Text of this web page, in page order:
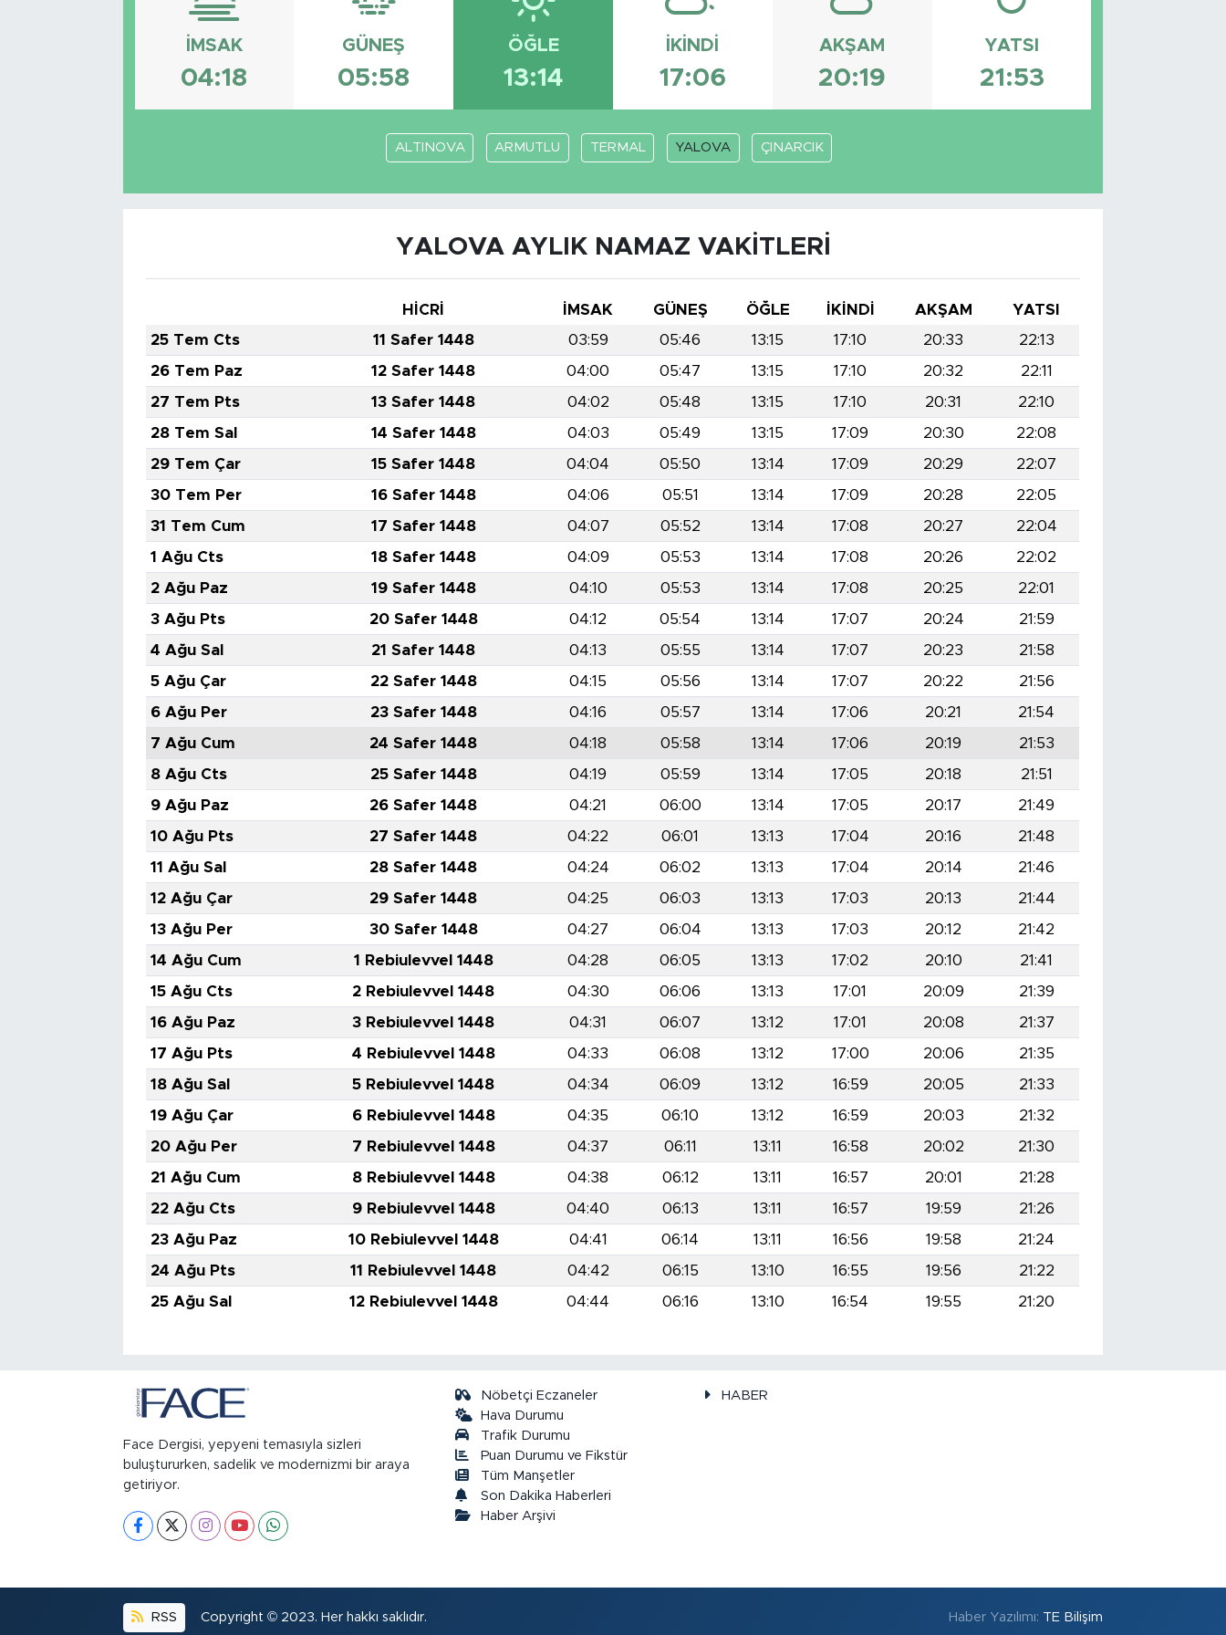
İMSAK
04:18
GÜNEŞ
05:58
ÖĞLE
13:14
İKINDI
17:06
AKŞAM
20:19
YATSI
21:53
ALTINOVA ARMUTLU TERMAL YALOVA ÇINARCIK
YALOVA AYLIK NAMAZ VAKITLERI
HİCRİ İMSAK GÜNEŞ ÖĞLE İKINDI AKŞAM
YATSI
25 Tem Cts
11 Safer 1448 03:59 05:46 13:15 17:10 20:33
22:13
26 Tem Paz
12 Safer 1448 04:00 05:47 13:15 17:10 20:32
22:11
27 Tem Pts
13 Safer 1448 04:02 05:48 13:15 17:10 20:31
22:10
28 Tem Sal
14 Safer 1448 04:03 05:49 13:15 17:09 20:30
22:08
29 Tem Çar
15 Safer 1448 04:04 05:50 13:14 17:09 20:29
22:07
30 Tem Per
16 Safer 1448 04:06 05:51 13:14 17:09 20:28
22:05
31 Tem Cum
17 Safer 1448 04:07 05:52 13:14 17:08 20:27
22:04
1 Ağu Cts
18 Safer 1448 04:09 05:53 13:14 17:08 20:26
22:02
2 Ağu Paz
19 Safer 1448 04:10 05:53 13:14 17:08 20:25
22:01
3 Ağu Pts
20 Safer 1448 04:12 05:54 13:14 17:07 20:24
21:59
4 Ağu Sal
21 Safer 1448 04:13 05:55 13:14 17:07 20:23
21:58
5 Ağu Çar
22 Safer 1448 04:15 05:56 13:14 17:07 20:22
21:56
6 Ağu Per
23 Safer 1448 04:16 05:57 13:14 17:06 20:21
21:54
7 Ağu Cum
24 Safer 1448 04:18 05:58 13:14 17:06 20:19
21:53
8 Ağu Cts
25 Safer 1448 04:19 05:59 13:14 17:05 20:18
21:51
9 Ağu Paz
26 Safer 1448 04:21 06:00 13:14 17:05 20:17
21:49
10 Ağu Pts
27 Safer 1448 04:22 06:01 13:13 17:04 20:16
21:48
11 Ağu Sal
28 Safer 1448 04:24 06:02 13:13 17:04 20:14
21:46
12 Ağu Çar
29 Safer 1448 04:25 06:03 13:13 17:03 20:13
21:44
13 Ağu Per
30 Safer 1448 04:27 06:04 13:13 17:03 20:12
21:42
14 Ağu Cum
1 Rebiulevvel 1448 04:28 06:05 13:13 17:02 20:10
21:41
15 Ağu Cts
2 Rebiulevvel 1448 04:30 06:06 13:13 17:01 20:09
21:39
16 Ağu Paz
3 Rebiulevvel 1448 04:31 06:07 13:12 17:01 20:08
21:37
17 Ağu Pts
4 Rebiulevvel 1448 04:33 06:08 13:12 17:00 20:06
21:35
18 Ağu Sal
5 Rebiulevvel 1448 04:34 06:09 13:12 16:59 20:05
21:33
19 Ağu Çar
6 Rebiulevvel 1448 04:35 06:10 13:12 16:59 20:03
21:32
20 Ağu Per
7 Rebiulevvel 1448 04:37 06:11 13:11 16:58 20:02
21:30
21 Ağu Cum
8 Rebiulevvel 1448 04:38 06:12 13:11 16:57 20:01
21:28
22 Ağu Cts
9 Rebiulevvel 1448 04:40 06:13 13:11 16:57 19:59
21:26
23 Ağu Paz
10 Rebiulevvel 1448 04:41 06:14 13:11 16:56 19:58
21:24
24 Ağu Pts
11 Rebiulevvel 1448 04:42 06:15 13:10 16:55 19:56
21:22
25 Ağu Sal
12 Rebiulevvel 1448 04:44 06:16 13:10 16:54 19:55 21:20
Face Dergisi, yepyeni temasıyla sizleri
buluştururken, sadelik ve modernizmi bir araya
getiriyor.
Nöbetçi Eczaneler
Hava Durumu
Trafik Durumu
Puan Durumu ve Fikstür
Tüm Manşetler
Son Dakika Haberleri
Haber Arşivi
HABER
RSS Copyright © 2023. Her hakkı saklıdır. Haber Yazılımı: TE Bilişim